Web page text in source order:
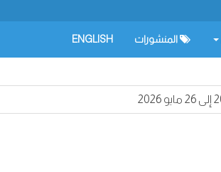
المنشورات ENGLISH